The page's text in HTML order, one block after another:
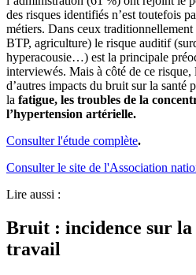
des risques identifiés n’est toutefois
métiers. Dans ceux
BTP, agriculture) le risque auditif
hyperacousie…) est la principale
interviewés. Mais à côté de ce risque,
d’autres impacts du bruit sur la santé
la fatigue, les troubles de la
l’hypertension artérielle.
Consulter l'étude complète.
Consulter le site de l'Association
Lire aussi :
Bruit : incidence sur la
travail